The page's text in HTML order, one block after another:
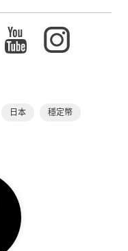
日本 穩定幣